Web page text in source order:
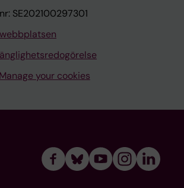
SE202100297301
Manage your cookies